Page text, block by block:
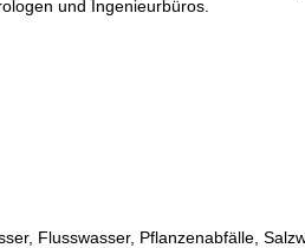
und Ingenieurbüros.
Flusswasser, Pflanzenabfälle,